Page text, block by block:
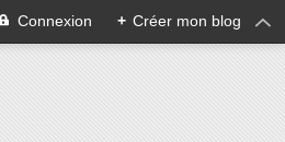
Connexion + Créer mon blog